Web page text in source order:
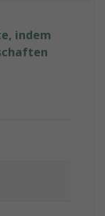
indem